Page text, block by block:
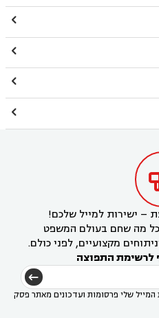




– ישירות למייל שלכם!
כל מה שחם בעולם המשפט
מקצועיים, לפני כולם.
לרשימת התפוצה
שלי פרסומות ועדכונים מאתר פסק